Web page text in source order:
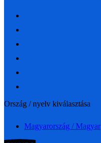
Ország / nyelv kiválasztása
Magyarország / Magyar